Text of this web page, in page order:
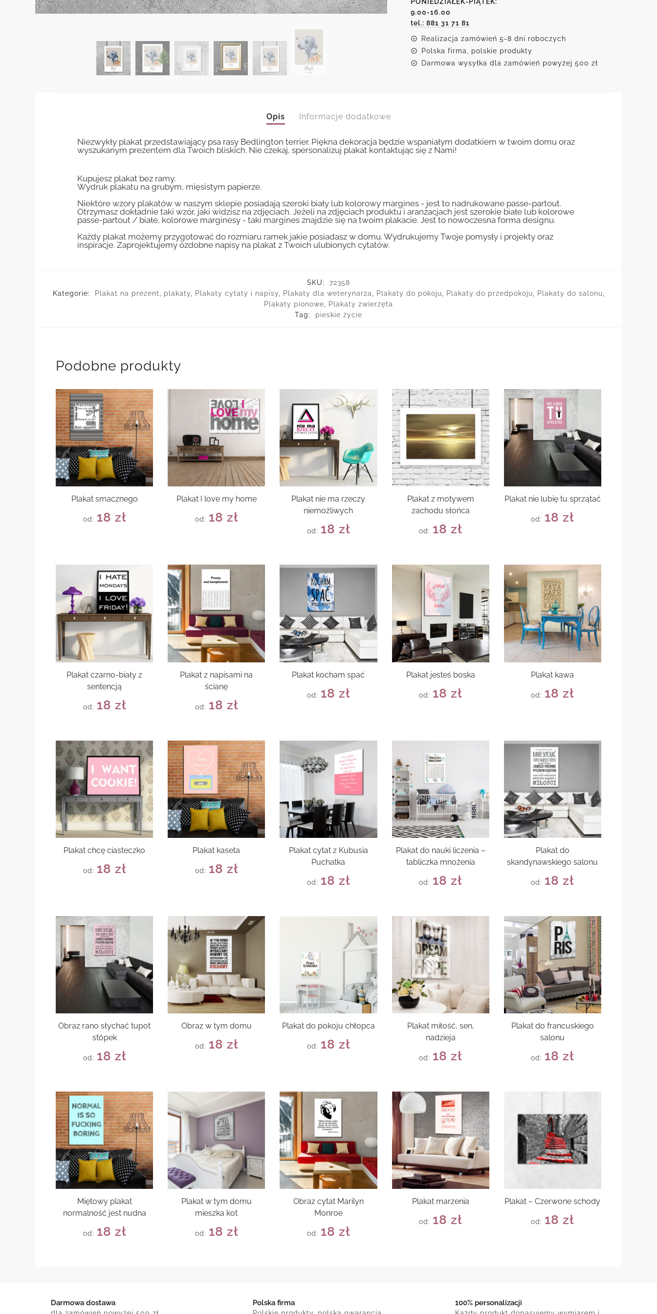
terrier
9.00-16.00
tel.: 881 31 71 81
Realizacja zamówień 5-8 dni roboczych
Polska firma, polskie produkty
Darmowa wysyłka dla zamówień powyżej 500 zł
Opis Informacje dodatkowe
Niezwykły plakat przedstawiający psa rasy Bedlington terrier. Piękna dekoracja będzie wspaniałym dodatkiem w twoim domu oraz
wyszukanym prezentem dla Twoich bliskich. Nie czekaj, spersonalizuj plakat kontaktując się z Nami!
Kupujesz plakat bez ramy.
Wydruk plakatu na grubym, mięsistym papierze.
Niektóre wzory plakatów w naszym sklepie posiadają szeroki biały lub kolorowy margines - jest to nadrukowane passe-partout.
Otrzymasz dokładnie taki wzór, jaki widzisz na zdjęciach. Jeżeli na zdjęciach produktu i aranżacjach jest szerokie białe lub kolorowe
passe-partout / białe, kolorowe marginesy - taki margines znajdzie się na twoim plakacie. Jest to nowoczesna forma designu.
Każdy plakat możemy przygotować do rozmiaru ramek jakie posiadasz w domu. Wydrukujemy Twoje pomysły i projekty oraz
inspiracje. Zaprojektujemy ozdobne napisy na plakat z Twoich ulubionych cytatów.
SKU:
72358
Kategorie:
Plakat na prezent, plakaty, Plakaty cytaty i napisy, Plakaty dla weterynarza, Plakaty do pokoju, Plakaty do przedpokoju, Plakaty do salonu,
Plakaty pionowe, Plakaty zwierzęta
Tag:
pieskie życie
Podobne produkty
Plakat smacznego
od: 18 zł
Plakat I love my home
od: 18 zł
Plakat nie ma rzeczy
niemożliwych
od: 18 zł
Plakat z motywem
zachodu słońca
od: 18zł
Plakat nie lubię tu sprzątać
od: 18zł
Plakat czarno-biały z
sentencją
od: 18 zł
Plakat z napisami na
ścianę
od: 18 zł
Plakat kocham spać
od: 18 zł
Plakat jesteś boska
od: 18zł
Plakat kawa
od: 18zł
Plakat chcę ciasteczko
od: 18 zł
Plakat kaseta
od: 18 zł
Plakat cytat z Kubusia
Puchatka
od: 18 zł
Plakat do nauki liczenia –
tabliczka mnożenia
od: 18zł
Plakat do
skandynawskiego salonu
od: 18zł
Obraz rano słychać tupot
stópek
od: 18 zł
Obraz w tym domu
od: 18 zł
Plakat do pokoju chłopca
od: 18 zł
Plakat miłość, sen,
nadzieja
od: 18zł
Plakat do francuskiego
salonu
od: 18zł
Miętowy plakat
normalność jest nudna
od: 18 zł
Plakat w tym domu
mieszka kot
od: 18 zł
Obraz cytat Marilyn
Monroe
od: 18 zł
Plakat marzenia
od: 18zł
Plakat – Czerwone schody
od: 18zł
Darmowa dostawa Polska firma 100% personalizacji